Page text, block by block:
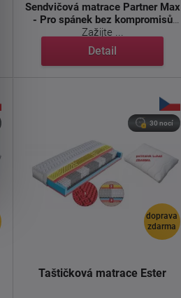
Sendvičová matrace Partner Max
- Pro spánek bez kompromisů
Zažijte ...
Detail
doprava
zdarma
30 nocí
Taštičková matrace Ester